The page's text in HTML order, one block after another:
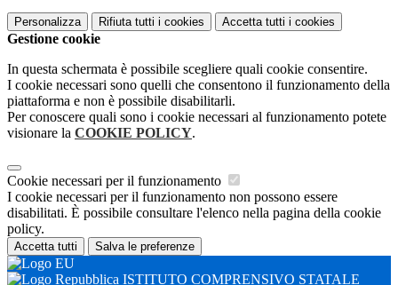
Personalizza Rifiuta tutti i cookies Accetta tutti i cookies
Gestione cookie
In questa schermata è possibile scegliere quali cookie consentire.
I cookie necessari sono quelli che consentono il funzionamento della
piattaforma e non è possibile disabilitarli.
Per conoscere quali sono i cookie necessari al funzionamento potete
visionare la COOKIE POLICY.
Cookie necessari per il funzionamento
I cookie necessari per il funzionamento non possono essere
disabilitati. È possibile consultare l'elenco nella pagina della cookie
policy.
Accetta tutti Salva le preferenze
ISTITUTO COMPRENSIVO STATALE